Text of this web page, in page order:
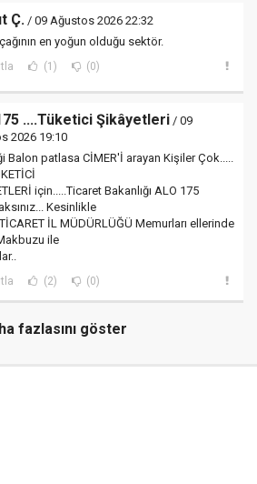
Ç./ 09 Ağustos 2026 22:32
en yoğun olduğu sektör.
(1) (0)
....Tüketici Şikâyetleri / 09
2026 19:10
Balon patlasa CİMER'İ arayan Kişiler Çok.....
için.....Ticaret Bakanlığı ALO 175
Kesinlikle
İL MÜDÜRLÜĞÜ Memurları ellerinde
ile
(2) (0)
fazlasını göster